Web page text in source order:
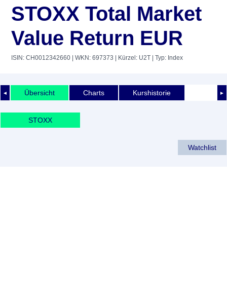
STOXX Total Market
Value Return EUR
ISIN: CH0012342660 | WKN: 697373 | Kürzel: U2T | Typ: Index
◄ ►
Übersicht Charts Kurshistorie
STOXX
Watchlist